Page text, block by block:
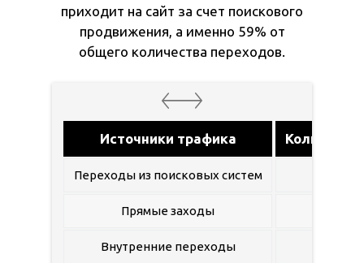
приходит на сайт за счет поискового
продвижения, а именно 59% от
общего количества переходов.
Источники трафика
Переходы из поисковых систем
Прямые заходы
Внутренние переходы